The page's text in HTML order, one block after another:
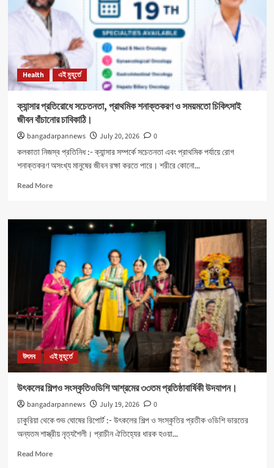
যৌথ
উদ্যোগে
রক্তদান
আয়োজিত।
Health এই মুহূর্তে
ক্যান্সার প্রতিরোধে সচেতনতা, প্রাথমিক শনাক্তকরণ ও সময়মতো চিকিৎসাই
জীবন বাঁচানোর চাবিকাঠি।
bangadarpannews July 20, 2026
0
কলকাতা নিজস্ব প্রতিনিধ :- ক্যান্সার সম্পর্কে সচেতনতা এবং প্রাথমিক পর্যায়ে রোগ
শনাক্তকরণ অসংখ্য মানুষের জীবন রক্ষা করতে পারে। শরীরে কোনো...
Read MoreRead
ক্যান্সার
প্রতিরোধে
সচেতনতা,
শনাক্তকরণ
ও
সময়মতো
চিকিৎসাই
জীবন
বাঁচানোর
চাবিকাঠি।
উৎসব এই মুহূর্তে
উৎকলের শিল্পও সংস্কৃতিওডিশি আশ্রমের ৩৩তম প্রতিষ্ঠাবার্ষিকী উদযাপন।
bangadarpannews July 19, 2026
0
ঢাকুরিয়া থেকে শুভ ঘোষের রিপোর্ট :- উৎকলের শিল্প ও সংস্কৃতির প্রতীক ওডিশি ভারতের
অন্যতম শাস্ত্রীয় নৃত্যশৈলী। প্রাচীন ঐতিহ্যের ধারক হওয়া...
Read MoreRead